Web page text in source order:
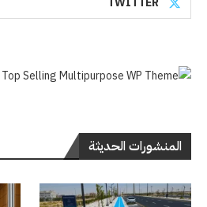
المنشورات الحديثة